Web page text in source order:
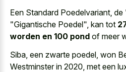
Een Standard Poedelvariant,
"Gigantische Poedel", kan tot
worden en 100 pond of meer
Siba, een zwarte poedel, won
Westminster in 2020, met een